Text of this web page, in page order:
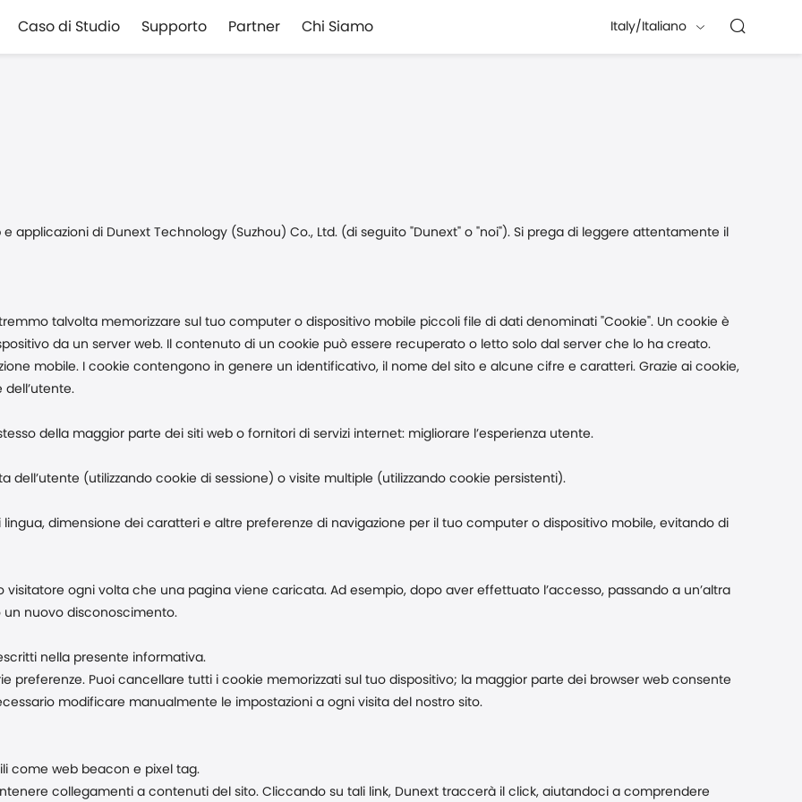
Caso di Studio Supporto Partner Chi Siamo Italy/Italiano
applicazioni di Dunext Technology (Suzhou) Co., Ltd. (di seguito "Dunext" o "noi"). Si prega di leggere attentamente il
talvolta memorizzare sul tuo computer o dispositivo mobile piccoli file di dati denominati "Cookie". Un cookie è
da un server web. Il contenuto di un cookie può essere recuperato o letto solo dal server che lo ha creato.
mobile. I cookie contengono in genere un identificativo, il nome del sito e alcune cifre e caratteri. Grazie ai cookie,
della maggior parte dei siti web o fornitori di servizi internet: migliorare l’esperienza utente.
dell’utente (utilizzando cookie di sessione) o visite multiple (utilizzando cookie persistenti).
dimensione dei caratteri e altre preferenze di navigazione per il tuo computer o dispositivo mobile, evitando di
ogni volta che una pagina viene caricata. Ad esempio, dopo aver effettuato l’accesso, passando a un’altra
un nuovo disconoscimento.
nella presente informativa.
preferenze. Puoi cancellare tutti i cookie memorizzati sul tuo dispositivo; la maggior parte dei browser web consente
modificare manualmente le impostazioni a ogni visita del nostro sito.
come web beacon e pixel tag.
collegamenti a contenuti del sito. Cliccando su tali link, Dunext traccerà il click, aiutandoci a comprendere